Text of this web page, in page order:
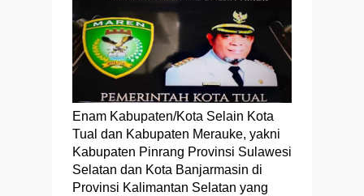
Enam Kabupaten/Kota Selain Kota
Tual dan Kabupaten Merauke, yakni
Kabupaten Pinrang Provinsi Sulawesi
Selatan dan Kota Banjarmasin di
Provinsi Kalimantan Selatan yang